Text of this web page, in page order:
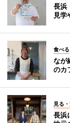
長浜
見学
食べる
なが
のカ
見る
長浜